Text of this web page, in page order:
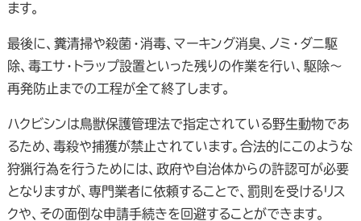
ます。
最後に、糞清掃や殺菌・消毒、マーキング消臭、ノミ・ダニ駆
除、毒エサ・トラップ設置といった残りの作業を行い、駆除～
再発防止までの工程が全て終了します。
ハクビシンは鳥獣保護管理法で指定されている野生動物であ
るため、毒殺や捕獲が禁止されています。合法的にこのような
狩猟行為を行うためには、政府や自治体からの許認可が必要
となりますが、専門業者に依頼することで、罰則を受けるリス
クや、その面倒な申請手続きを回避することができます。